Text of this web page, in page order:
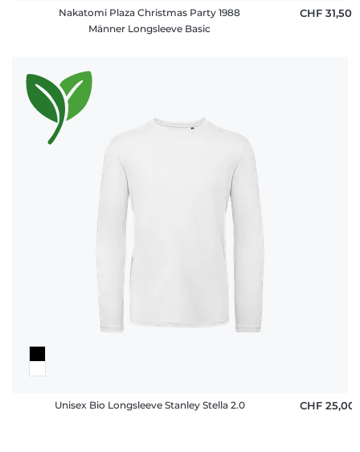
Nakatomi Plaza Christmas Party 1988
Männer Longsleeve Basic
CHF 31,50
Unisex Bio Longsleeve Stanley Stella 2.0 CHF 25,00